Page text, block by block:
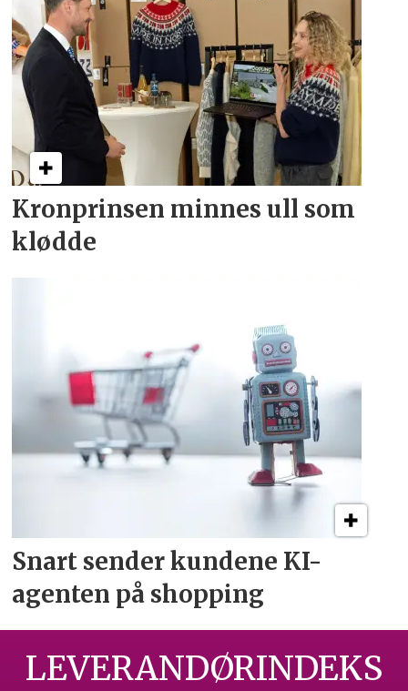
Kronprinsen minnes ull som
klødde
Snart sender kundene KI-
agenten på shopping
LEVERANDØRINDEKS